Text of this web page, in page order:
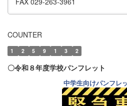
COUNTER
1 2 5 9 1 3 2
〇令和８年度学校パンフレット
中学生向けパンフレ